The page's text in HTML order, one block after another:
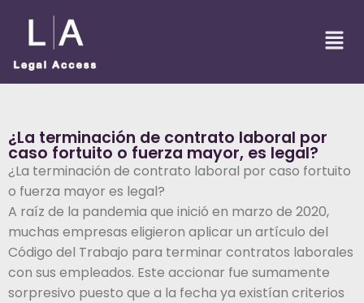
¿La terminación de contrato laboral por
caso fortuito o fuerza mayor, es legal?
¿La terminación de contrato laboral por caso fortuito
o fuerza mayor es legal?
A raíz de la pandemia que inició en marzo de 2020,
muchas empresas eligieron aplicar un artículo del
Código del Trabajo para terminar contratos laborales
con sus empleados. Este accionar fue sumamente
sorpresivo puesto que a la fecha ya existían criterios